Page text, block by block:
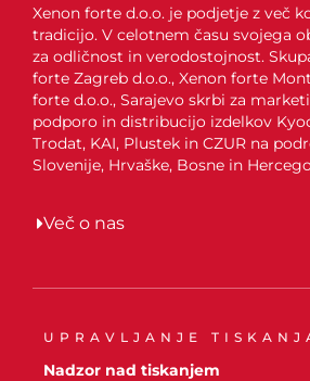
Xenon forte d.o.o. je podjetje z več
tradicijo. V celotnem času svojega
za odličnost in verodostojnost.
forte Zagreb d.o.o., Xenon forte
forte d.o.o., Sarajevo skrbi za
podporo in distribucijo izdelkov
Trodat, KAI, Plustek in CZUR na
Slovenije, Hrvaške, Bosne in
Več o nas
UPRAVLJANJE
Nadzor nad tiskanjem